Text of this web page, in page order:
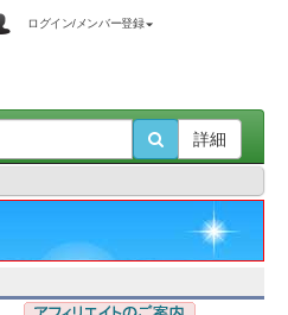
ログイン/メンバー登録
詳細